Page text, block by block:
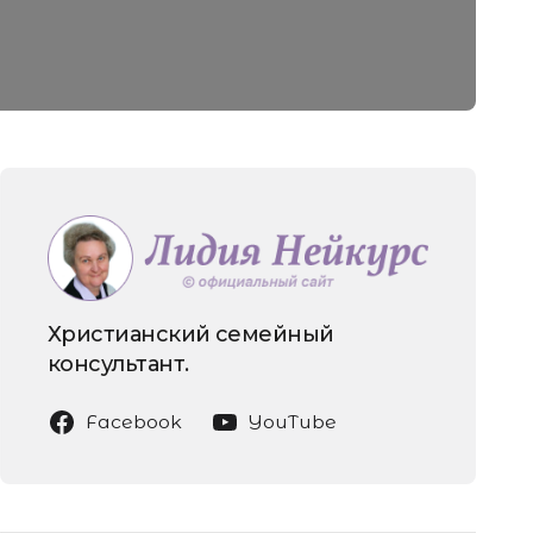
Христианский семейный
консультант.
Facebook YouTube